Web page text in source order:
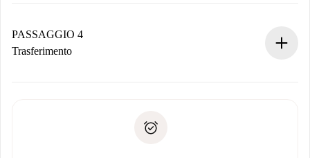
contatto con il proprietario.
Se rifiutata: non ti addebiteremo nulla e ti proporremo
Domiciliazione del pagamento
PASSAGGIO 4
Trasferimento
solo se non segnali problemi.